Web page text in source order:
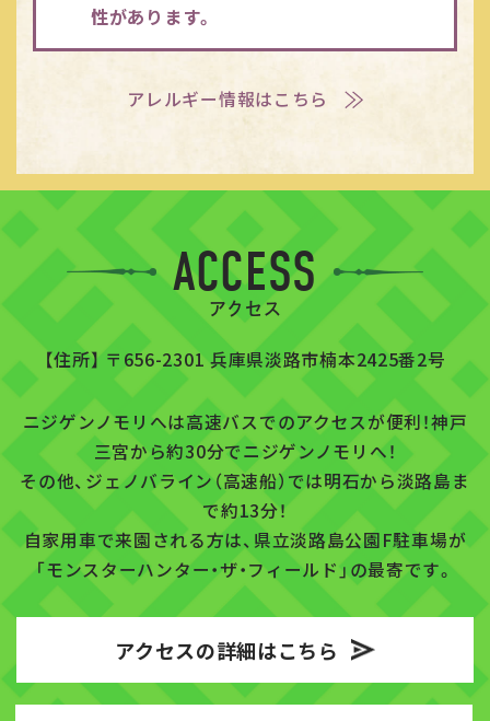
性があります。
アレルギー情報はこちら
ACCESS
アクセス
【住所】 〒656-2301 兵庫県淡路市楠本2425番2号
ニジゲンノモリへは高速バスでのアクセスが便利！神戸
三宮から約30分でニジゲンノモリへ！
その他、ジェノバライン（高速船）では明石から淡路島ま
で約13分！
自家用車で来園される方は、県立淡路島公園F駐車場が
「モンスターハンター・ザ・フィールド」の最寄です。
アクセスの詳細はこちら